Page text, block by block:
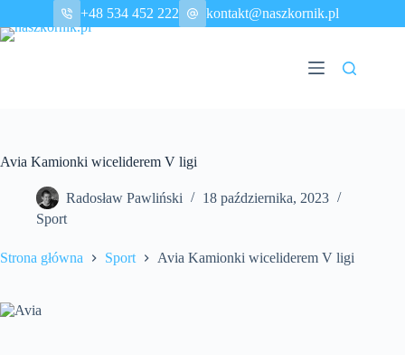
treści
+48 534 452 222 kontakt@naszkornik.pl
Avia Kamionki wiceliderem V ligi
Radosław Pawliński
18 października, 2023
Sport
Strona główna Sport Avia Kamionki wiceliderem V ligi